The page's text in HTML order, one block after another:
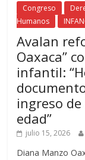
Congreso
Humanos
Avalan
Oaxaca”
infantil:
ingreso
edad”
julio 15, 2026
Diana Manzo